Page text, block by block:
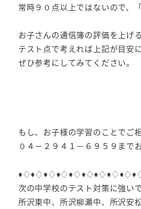
常時９０点以上ではないので、
お子さんの通信簿の評価を上げ
テスト点で考えれば上記が目安
ぜひ参考にしてみてください。
もし、お子様の学習のことでご
０４－２９４１－６９５９まで
次の中学校のテスト対策に強い
所沢東中、所沢柳瀬中、所沢安